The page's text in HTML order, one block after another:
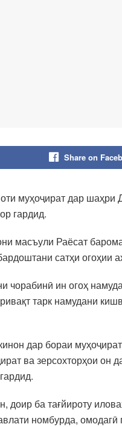
Share on
муҳоҷират дар шаҳри
гардид.
масъули Раёсат
сатҳи
чорабинӣ ин огоҳ
тарк намудани
дар бораи
ва зерсохторҳои он
доир ба тағйироту
номбурда,